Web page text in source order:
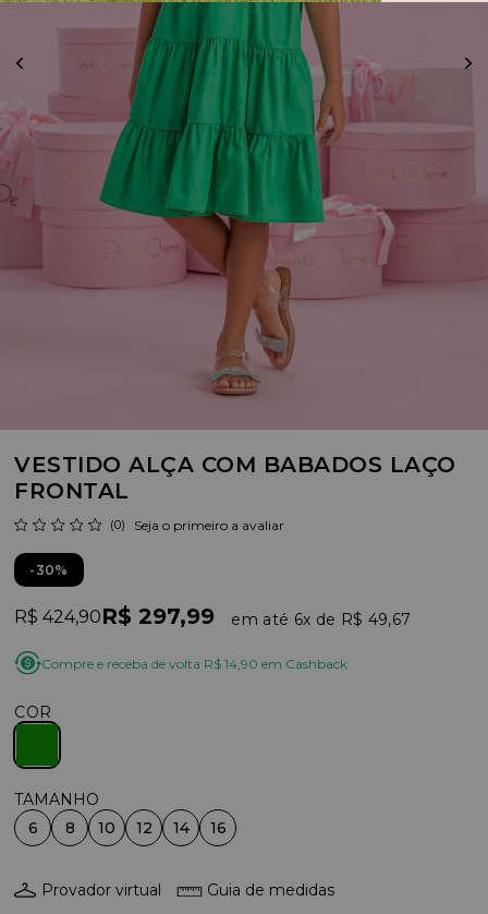
VESTIDO ALÇA COM BABADOS LAÇO
FRONTAL
(0) Seja o primeiro a avaliar
30%
R$ 424,90R$ 297,99 6x R$ 49,67
Compre e receba de volta R$ 14,90 em Cashback
COR
6 8 10 12 14 16
Provador virtual Guia de medidas